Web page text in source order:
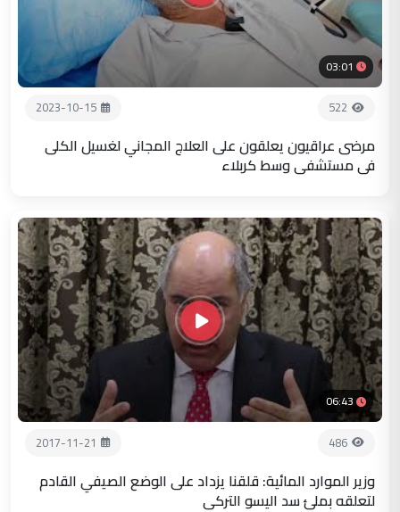
03:01
522
2023-10-15
مرضى عراقيون يعلقون على العلاج المجاني لغسيل الكلى
في مستشفى وسط كربلاء
06:43
486
2017-11-21
وزير الموارد المائية: قلقنا يزداد على الوضع الصيفي القادم
لتعلقه بملئ سد اليسو التركي